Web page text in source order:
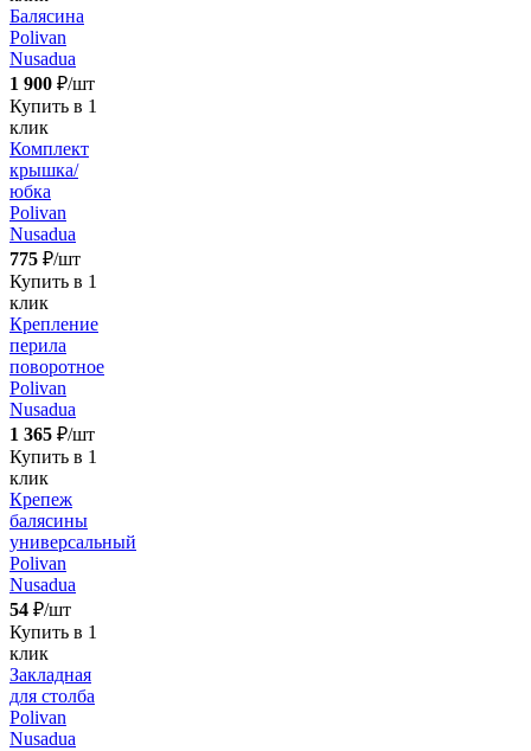
Балясина
Polivan
Nusadua
1 900 ₽/шт
Купить в 1
клик
Комплект
крышка/
юбка
Polivan
Nusadua
775 ₽/шт
Купить в 1
клик
Крепление
перила
поворотное
Polivan
Nusadua
1 365 ₽/шт
Купить в 1
клик
Крепеж
балясины
универсальный
Polivan
Nusadua
54 ₽/шт
Купить в 1
клик
Закладная
для столба
Polivan
Nusadua